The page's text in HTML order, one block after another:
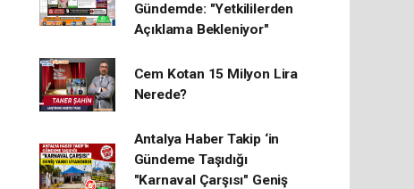
Gündemde: "Yetkililerden
Açıklama Bekleniyor"
Cem Kotan 15 Milyon Lira
Nerede?
Antalya Haber Takip ‘in
Gündeme Taşıdığı
"Karnaval Çarşısı" Geniş